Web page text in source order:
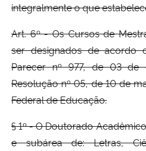
integralmente o que
Art. 6º - Os Cursos de
ser designados de acordo
Parecer nº 977, de 03
Resolução nº 05, de 10 de
Federal de Educação.
§ 1º - O Doutorado
e subárea de: Letras,